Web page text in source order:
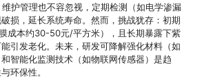
护管理也不容忽视，定期检测（如电学渗漏
损，延长系统寿命。然而，挑战犹存：初期
成本约30-50元/平方米），且长期暴露下紫
引发老化。未来，研发可降解强化材料（如
智能化监测技术（如物联网传感器）是趋
环保性。